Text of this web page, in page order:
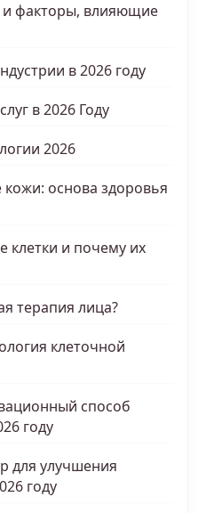
и факторы, влияющие
в 2026 году
в 2026 Году
2026
основа здоровья
клетки и почему их
терапия лица?
клеточной
способ
году
для улучшения
году